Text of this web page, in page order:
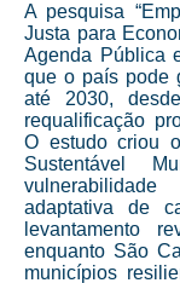
A pesquisa
Justa para
Agenda Pública
que o país pode
até 2030,
requalificação
O estudo criou
Sustentável
adaptativa de
levantamento
enquanto São
municípios